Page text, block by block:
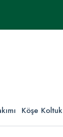
Köşe Koltuk